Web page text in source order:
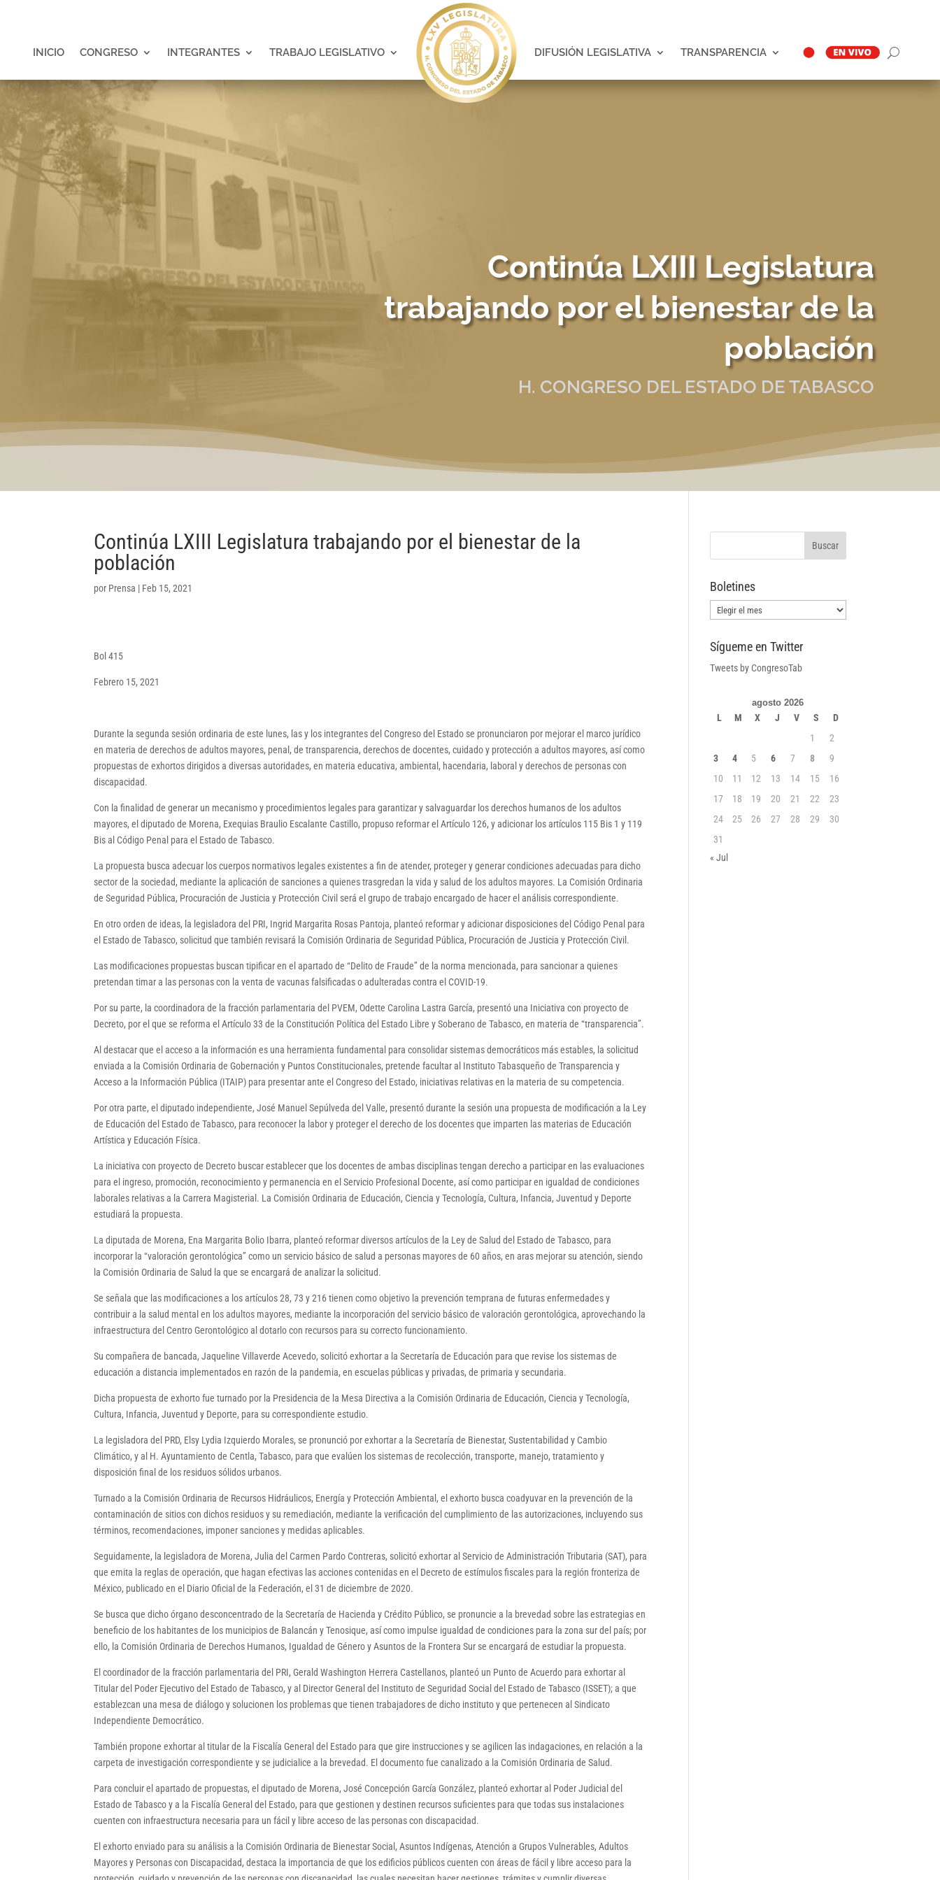
INICIO CONGRESO INTEGRANTES TRABAJO LEGISLATIVO DIFUSIÓN LEGISLATIVA TRANSPARENCIA
Continúa LXIII Legislatura
trabajando por el bienestar de la
población
H. CONGRESO DEL ESTADO DE TABASCO
Continúa LXIII Legislatura trabajando por el bienestar de la
población
por Prensa | Feb 15, 2021
Bol 415
Febrero 15, 2021
Durante la segunda sesión ordinaria de este lunes, las y los integrantes del Congreso del Estado se pronunciaron por mejorar el marco jurídico
en materia de derechos de adultos mayores, penal, de transparencia, derechos de docentes, cuidado y protección a adultos mayores, así como
propuestas de exhortos dirigidos a diversas autoridades, en materia educativa, ambiental, hacendaria, laboral y derechos de personas con
discapacidad.
Con la finalidad de generar un mecanismo y procedimientos legales para garantizar y salvaguardar los derechos humanos de los adultos
mayores, el diputado de Morena, Exequias Braulio Escalante Castillo, propuso reformar el Artículo 126, y adicionar los artículos 115 Bis 1 y 119
Bis al Código Penal para el Estado de Tabasco.
La propuesta busca adecuar los cuerpos normativos legales existentes a fin de atender, proteger y generar condiciones adecuadas para dicho
sector de la sociedad, mediante la aplicación de sanciones a quienes trasgredan la vida y salud de los adultos mayores. La Comisión Ordinaria
de Seguridad Pública, Procuración de Justicia y Protección Civil será el grupo de trabajo encargado de hacer el análisis correspondiente.
En otro orden de ideas, la legisladora del PRI, Ingrid Margarita Rosas Pantoja, planteó reformar y adicionar disposiciones del Código Penal para
el Estado de Tabasco, solicitud que también revisará la Comisión Ordinaria de Seguridad Pública, Procuración de Justicia y Protección Civil.
Las modificaciones propuestas buscan tipificar en el apartado de “Delito de Fraude” de la norma mencionada, para sancionar a quienes
pretendan timar a las personas con la venta de vacunas falsificadas o adulteradas contra el COVID-19.
Por su parte, la coordinadora de la fracción parlamentaria del PVEM, Odette Carolina Lastra García, presentó una Iniciativa con proyecto de
Decreto, por el que se reforma el Artículo 33 de la Constitución Política del Estado Libre y Soberano de Tabasco, en materia de “transparencia”.
Al destacar que el acceso a la información es una herramienta fundamental para consolidar sistemas democráticos más estables, la solicitud
enviada a la Comisión Ordinaria de Gobernación y Puntos Constitucionales, pretende facultar al Instituto Tabasqueño de Transparencia y
Acceso a la Información Pública (ITAIP) para presentar ante el Congreso del Estado, iniciativas relativas en la materia de su competencia.
Por otra parte, el diputado independiente, José Manuel Sepúlveda del Valle, presentó durante la sesión una propuesta de modificación a la Ley
de Educación del Estado de Tabasco, para reconocer la labor y proteger el derecho de los docentes que imparten las materias de Educación
Artística y Educación Física.
La iniciativa con proyecto de Decreto buscar establecer que los docentes de ambas disciplinas tengan derecho a participar en las evaluaciones
para el ingreso, promoción, reconocimiento y permanencia en el Servicio Profesional Docente, así como participar en igualdad de condiciones
laborales relativas a la Carrera Magisterial. La Comisión Ordinaria de Educación, Ciencia y Tecnología, Cultura, Infancia, Juventud y Deporte
estudiará la propuesta.
La diputada de Morena, Ena Margarita Bolio Ibarra, planteó reformar diversos artículos de la Ley de Salud del Estado de Tabasco, para
incorporar la “valoración gerontológica” como un servicio básico de salud a personas mayores de 60 años, en aras mejorar su atención, siendo
la Comisión Ordinaria de Salud la que se encargará de analizar la solicitud.
Se señala que las modificaciones a los artículos 28, 73 y 216 tienen como objetivo la prevención temprana de futuras enfermedades y
contribuir a la salud mental en los adultos mayores, mediante la incorporación del servicio básico de valoración gerontológica, aprovechando la
infraestructura del Centro Gerontológico al dotarlo con recursos para su correcto funcionamiento.
Su compañera de bancada, Jaqueline Villaverde Acevedo, solicitó exhortar a la Secretaría de Educación para que revise los sistemas de
educación a distancia implementados en razón de la pandemia, en escuelas públicas y privadas, de primaria y secundaria.
Dicha propuesta de exhorto fue turnado por la Presidencia de la Mesa Directiva a la Comisión Ordinaria de Educación, Ciencia y Tecnología,
Cultura, Infancia, Juventud y Deporte, para su correspondiente estudio.
La legisladora del PRD, Elsy Lydia Izquierdo Morales, se pronunció por exhortar a la Secretaría de Bienestar, Sustentabilidad y Cambio
Climático, y al H. Ayuntamiento de Centla, Tabasco, para que evalúen los sistemas de recolección, transporte, manejo, tratamiento y
disposición final de los residuos sólidos urbanos.
Turnado a la Comisión Ordinaria de Recursos Hidráulicos, Energía y Protección Ambiental, el exhorto busca coadyuvar en la prevención de la
contaminación de sitios con dichos residuos y su remediación, mediante la verificación del cumplimiento de las autorizaciones, incluyendo sus
términos, recomendaciones, imponer sanciones y medidas aplicables.
Seguidamente, la legisladora de Morena, Julia del Carmen Pardo Contreras, solicitó exhortar al Servicio de Administración Tributaria (SAT), para
que emita la reglas de operación, que hagan efectivas las acciones contenidas en el Decreto de estímulos fiscales para la región fronteriza de
México, publicado en el Diario Oficial de la Federación, el 31 de diciembre de 2020.
Se busca que dicho órgano desconcentrado de la Secretaría de Hacienda y Crédito Público, se pronuncie a la brevedad sobre las estrategias en
beneficio de los habitantes de los municipios de Balancán y Tenosique, así como impulse igualdad de condiciones para la zona sur del país; por
ello, la Comisión Ordinaria de Derechos Humanos, Igualdad de Género y Asuntos de la Frontera Sur se encargará de estudiar la propuesta.
El coordinador de la fracción parlamentaria del PRI, Gerald Washington Herrera Castellanos, planteó un Punto de Acuerdo para exhortar al
Titular del Poder Ejecutivo del Estado de Tabasco, y al Director General del Instituto de Seguridad Social del Estado de Tabasco (ISSET); a que
establezcan una mesa de diálogo y solucionen los problemas que tienen trabajadores de dicho instituto y que pertenecen al Sindicato
Independiente Democrático.
También propone exhortar al titular de la Fiscalía General del Estado para que gire instrucciones y se agilicen las indagaciones, en relación a la
carpeta de investigación correspondiente y se judicialice a la brevedad. El documento fue canalizado a la Comisión Ordinaria de Salud.
Para concluir el apartado de propuestas, el diputado de Morena, José Concepción García González, planteó exhortar al Poder Judicial del
Estado de Tabasco y a la Fiscalía General del Estado, para que gestionen y destinen recursos suficientes para que todas sus instalaciones
cuenten con infraestructura necesaria para un fácil y libre acceso de las personas con discapacidad.
El exhorto enviado para su análisis a la Comisión Ordinaria de Bienestar Social, Asuntos Indígenas, Atención a Grupos Vulnerables, Adultos
Mayores y Personas con Discapacidad, destaca la importancia de que los edificios públicos cuenten con áreas de fácil y libre acceso para la
Boletines
Boletines
Sígueme en Twitter
Tweets by CongresoTab
agosto 2026
L M X J V S
D
1
2
3
4 5 6 7 8
9
10
11 12 13 14 15
16
17
18 19 20 21 22
23
24
25 26 27 28 29
30
31
« Jul